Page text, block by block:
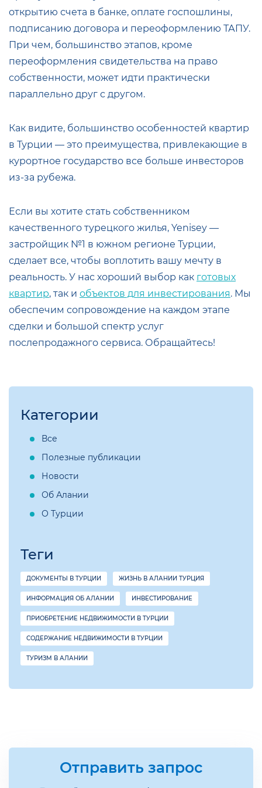
открытию счета в банке, оплате госпошлины,
подписанию договора и переоформлению ТАПУ.
При чем, большинство этапов, кроме
переоформления свидетельства на право
собственности, может идти практически
параллельно друг с другом.
Как видите, большинство особенностей квартир
в Турции — это преимущества, привлекающие в
курортное государство все больше инвесторов
из-за рубежа.
Если вы хотите стать собственником
качественного турецкого жилья, Yenisey —
застройщик №1 в южном регионе Турции,
сделает все, чтобы воплотить вашу мечту в
реальность. У нас хороший выбор как готовых
квартир, так и объектов для инвестирования. Мы
обеспечим сопровождение на каждом этапе
сделки и большой спектр услуг
послепродажного сервиса. Обращайтесь!
Категории
Все
Полезные публикации
Новости
Об Алании
О Турции
Теги
ДОКУМЕНТЫ В ТУРЦИИ ЖИЗНЬ В АЛАНИИ ТУРЦИЯ
ИНФОРМАЦИЯ ОБ АЛАНИИ ИНВЕСТИРОВАНИЕ
ПРИОБРЕТЕНИЕ НЕДВИЖИМОСТИ В ТУРЦИИ
СОДЕРЖАНИЕ НЕДВИЖИМОСТИ В ТУРЦИИ
ТУРИЗМ В АЛАНИИ
Отправить запрос